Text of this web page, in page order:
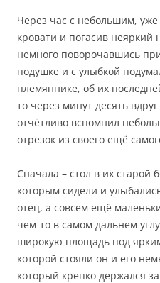
Через час с небольшим,
кровати и погасив неяркий
немного поворочавшись
подушке и с улыбкой
племяннике, об их
то через минут десять
отчётливо вспомнил
отрезок из своего ещё
Сначала – стол в их старой
которым сидели и
отец, а совсем ещё
чем-то в самом дальнем
широкую площадь под
которой стояли он и его
который крепко держался